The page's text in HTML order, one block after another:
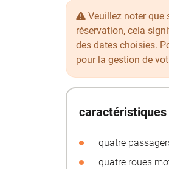
Veuillez noter que
réservation, cela
des dates choisies.
pour la gestion de
quatre
quatre roues